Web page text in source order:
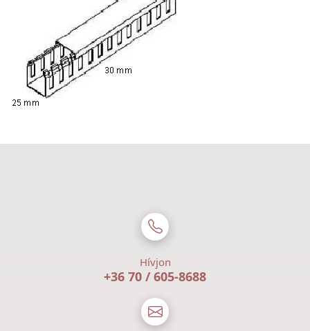
Hívjon
+36 70 / 605-8688